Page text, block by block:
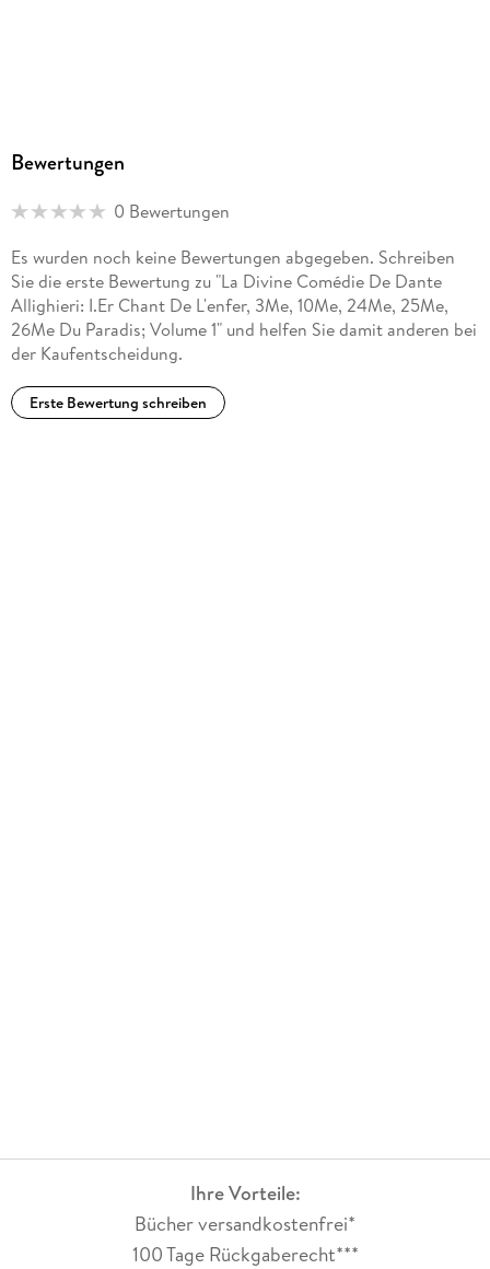
Bewertungen
0 Bewertungen
Es wurden noch keine Bewertungen abgegeben. Schreiben
Sie die erste Bewertung zu "La Divine Comédie De Dante
Allighieri: I.Er Chant De L'enfer, 3Me, 10Me, 24Me, 25Me,
26Me Du Paradis; Volume 1" und helfen Sie damit anderen bei
der Kaufentscheidung.
Erste Bewertung schreiben
Ihre Vorteile:
Bücher versandkostenfrei*
100 Tage Rückgaberecht***